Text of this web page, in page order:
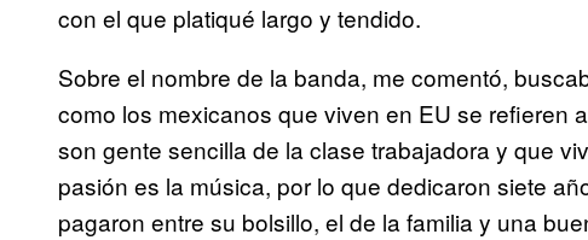
con el que platiqué largo y tendido.
Sobre el nombre de la banda, me comentó,
como los mexicanos que viven en EU se refieren
son gente sencilla de la clase trabajadora y que
pasión es la música, por lo que dedicaron siete
pagaron entre su bolsillo, el de la familia y una